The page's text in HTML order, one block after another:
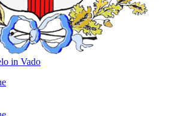
in Vado